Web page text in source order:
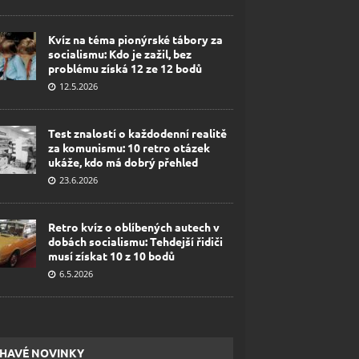
Kvíz na téma pionýrské tábory za
socialismu: Kdo je zažil, bez
problému získá 12 ze 12 bodů
12.5.2026
Test znalostí o každodenní realitě
za komunismu: 10 retro otázek
ukáže, kdo má dobrý přehled
23.6.2026
Retro kvíz o oblíbených autech v
dobách socialismu: Tehdejší řidiči
musí získat 10 z 10 bodů
6.5.2026
NOVINKY